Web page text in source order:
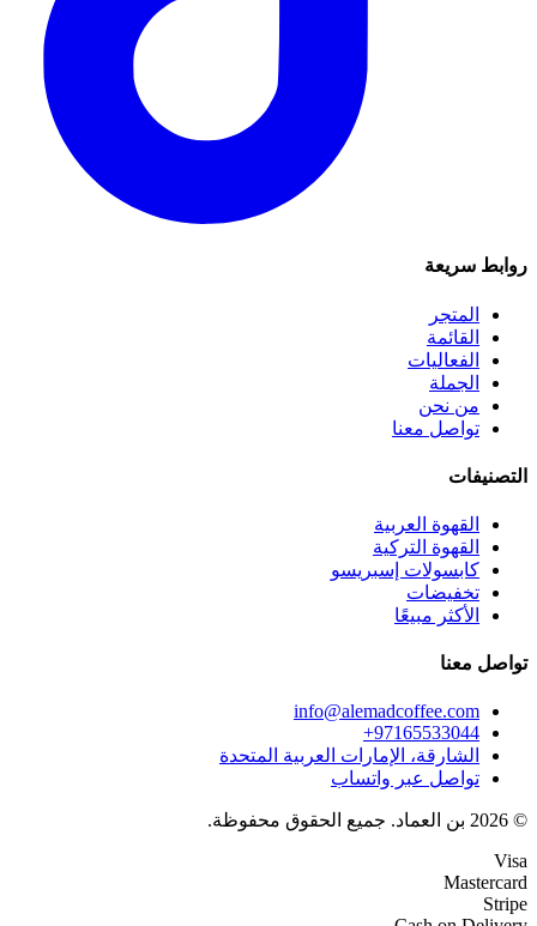
روابط سريعة
المتجر
القائمة
الفعاليات
الجملة
من نحن
تواصل معنا
التصنيفات
القهوة العربية
القهوة التركية
كابسولات إسبريسو
تخفيضات
الأكثر مبيعًا
تواصل معنا
info@alemadcoffee.com
+97165533044
الشارقة، الإمارات العربية المتحدة
تواصل عبر واتساب
© 2026 بن العماد. جميع الحقوق محفوظة.
Visa
Mastercard
Stripe